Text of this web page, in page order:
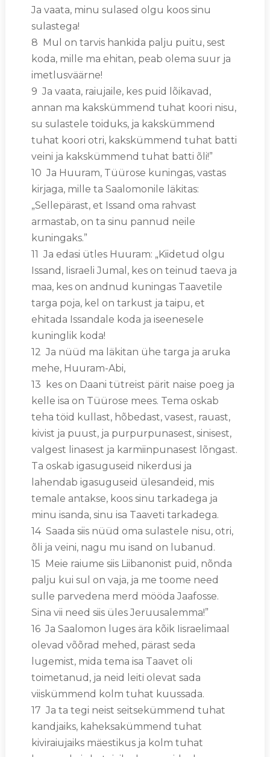
Ja vaata, minu sulased olgu koos sinu
sulastega!
8 Mul on tarvis hankida palju puitu, sest
koda, mille ma ehitan, peab olema suur ja
imetlusväärne!
9 Ja vaata, raiujaile, kes puid lõikavad,
annan ma kakskümmend tuhat koori nisu,
su sulastele toiduks, ja kakskümmend
tuhat koori otri, kakskümmend tuhat batti
veini ja kakskümmend tuhat batti õli!”
10 Ja Huuram, Tüürose kuningas, vastas
kirjaga, mille ta Saalomonile läkitas:
„Sellepärast, et Issand oma rahvast
armastab, on ta sinu pannud neile
kuningaks.”
11 Ja edasi ütles Huuram: „Kiidetud olgu
Issand, Iisraeli Jumal, kes on teinud taeva ja
maa, kes on andnud kuningas Taavetile
targa poja, kel on tarkust ja taipu, et
ehitada Issandale koda ja iseenesele
kuninglik koda!
12 Ja nüüd ma läkitan ühe targa ja aruka
mehe, Huuram-Abi,
13 kes on Daani tütreist pärit naise poeg ja
kelle isa on Tüürose mees. Tema oskab
teha töid kullast, hõbedast, vasest, rauast,
kivist ja puust, ja purpurpunasest, sinisest,
valgest linasest ja karmiinpunasest lõngast.
Ta oskab igasuguseid nikerdusi ja
lahendab igasuguseid ülesandeid, mis
temale antakse, koos sinu tarkadega ja
minu isanda, sinu isa Taaveti tarkadega.
14 Saada siis nüüd oma sulastele nisu, otri,
õli ja veini, nagu mu isand on lubanud.
15 Meie raiume siis Liibanonist puid, nõnda
palju kui sul on vaja, ja me toome need
sulle parvedena merd mööda Jaafosse.
Sina vii need siis üles Jeruusalemma!”
16 Ja Saalomon luges ära kõik Iisraelimaal
olevad võõrad mehed, pärast seda
lugemist, mida tema isa Taavet oli
toimetanud, ja neid leiti olevat sada
viiskümmend kolm tuhat kuussada.
17 Ja ta tegi neist seitsekümmend tuhat
kandjaiks, kaheksakümmend tuhat
kiviraiujaiks mäestikus ja kolm tuhat